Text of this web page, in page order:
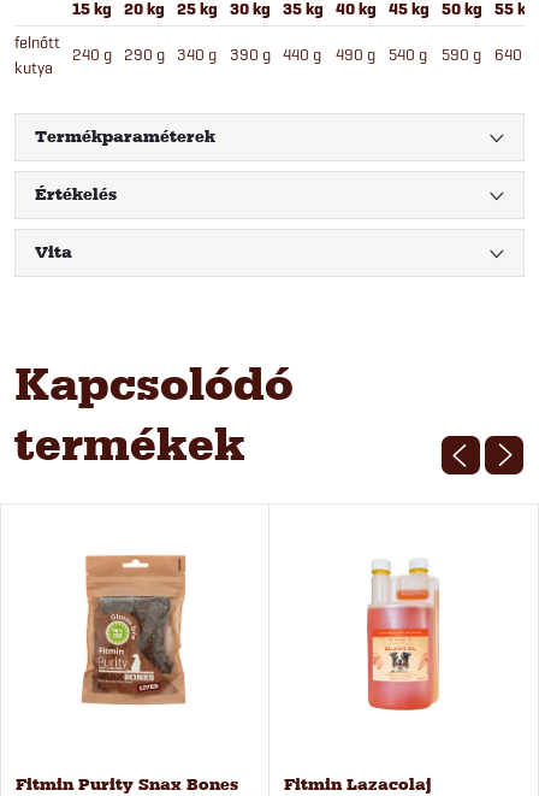
15 kg 20 kg 25 kg 30 kg 35 kg 40 kg 45 kg 50 kg 55 kg
felnőtt
kutya
240 g 290 g 340 g 390 g 440 g 490 g 540 g 590 g 640 g
Termékparaméterek
Értékelés
Vita
Kapcsolódó
termékek
Fitmin Purity Snax Bones
Fitmin Lazacolaj